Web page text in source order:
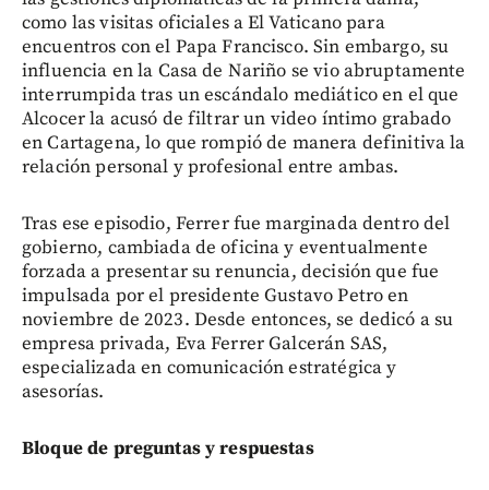
como las visitas oficiales a El Vaticano para
encuentros con el Papa Francisco. Sin embargo, su
influencia en la Casa de Nariño se vio abruptamente
interrumpida tras un escándalo mediático en el que
Alcocer la acusó de filtrar un video íntimo grabado
en Cartagena, lo que rompió de manera definitiva la
relación personal y profesional entre ambas.
Tras ese episodio, Ferrer fue marginada dentro del
gobierno, cambiada de oficina y eventualmente
forzada a presentar su renuncia, decisión que fue
impulsada por el presidente Gustavo Petro en
noviembre de 2023. Desde entonces, se dedicó a su
empresa privada, Eva Ferrer Galcerán SAS,
especializada en comunicación estratégica y
asesorías.
Bloque de preguntas y respuestas